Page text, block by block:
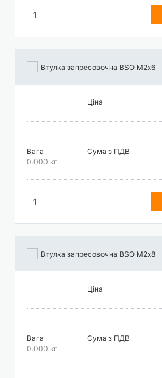
Втулка запресовочна BSO М2х6
Ціна
Вага
0.000 кг
Сума з ПДВ
Втулка запресовочна BSO М2х8
Ціна
Вага
0.000 кг
Сума з ПДВ